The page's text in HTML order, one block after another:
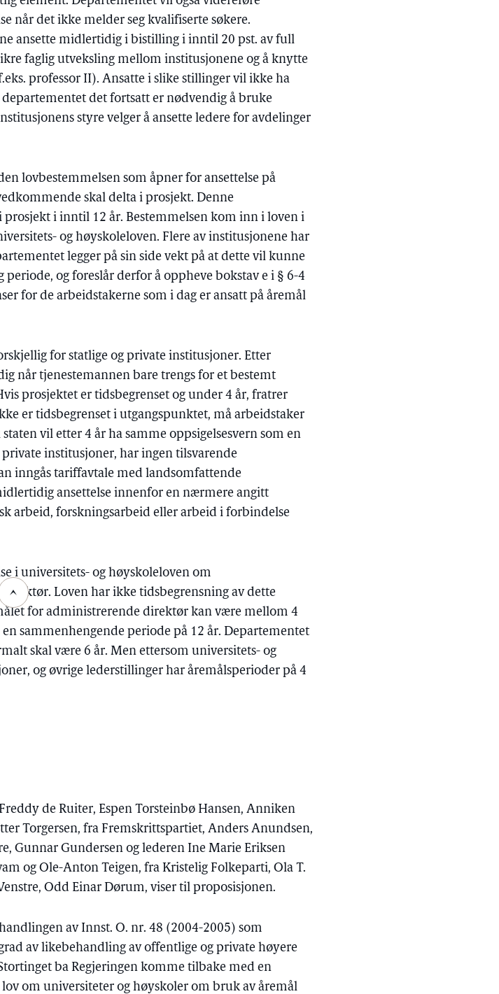
når det ikke melder seg kvalifiserte søkere.
ansette midlertidig i bistilling i inntil 20 pst. av full
faglig utveksling mellom institusjonene og å knytte
professor II). Ansatte i slike stillinger vil ikke ha
det fortsatt er nødvendig å bruke
styre velger å ansette ledere for avdelinger
lovbestemmelsen som åpner for ansettelse på
skal delta i prosjekt. Denne
i inntil 12 år. Bestemmelsen kom inn i loven i
og høyskoleloven. Flere av institusjonene har
legger på sin side vekt på at dette vil kunne
og foreslår derfor å oppheve bokstav e i § 6-4
for de arbeidstakerne som i dag er ansatt på åremål
for statlige og private institusjoner. Etter
når tjenestemannen bare trengs for et bestemt
prosjektet er tidsbegrenset og under 4 år, fratrer
er tidsbegrenset i utgangspunktet, må arbeidstaker
vil etter 4 år ha samme oppsigelsesvern som en
institusjoner, har ingen tilsvarende
inngås tariffavtale med landsomfattende
ansettelse innenfor en nærmere angitt
arbeid, forskningsarbeid eller arbeid i forbindelse
i universitets- og høyskoleloven om
Loven har ikke tidsbegrensning av dette
for administrerende direktør kan være mellom 4
sammenhengende periode på 12 år. Departementet
skal være 6 år. Men ettersom universitets- og
og øvrige lederstillinger har åremålsperioder på 4
de Ruiter, Espen Torsteinbø Hansen, Anniken
Torgersen, fra Fremskrittspartiet, Anders Anundsen,
Gunnar Gundersen og lederen Ine Marie Eriksen
og Ole-Anton Teigen, fra Kristelig Folkeparti, Ola T.
Odd Einar Dørum, viser til proposisjonen.
av Innst. O. nr. 48 (2004-2005) som
av likebehandling av offentlige og private høyere
ba Regjeringen komme tilbake med en
om universiteter og høyskoler om bruk av åremål